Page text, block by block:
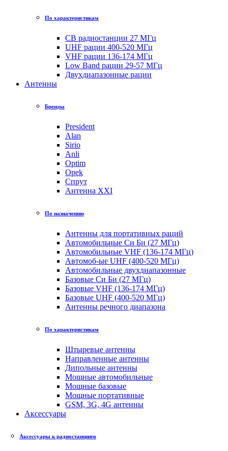
По характеристикам
CB радиостанции 27 МГц
UHF рации 400-520 МГц
VHF рации 136-174 МГц
Low Band рации 29-57 МГц
Двухдиапазонные рации
Антенны
Бренды
President
Alan
Sirio
Anli
Optim
Opek
Спрут
Антенна XXI
По назначению
Антенны для портативных раций
Автомобильные Си Би (27 МГц)
Автомобильные VHF (136-174 МГц)
Автомоб-ые UHF (400-520 МГц)
Автомобильные двухдиапазонные
Базовые Си Би (27 МГц)
Базовые VHF (136-174 МГц)
Базовые UHF (400-520 МГц)
Антенны речного диапазона
По характеристикам
Штыревые антенны
Направленные антенны
Дипольные антенны
Мощные автомобильные
Мощные базовые
Мощные портативные
GSM, 3G, 4G антенны
Аксессуары
Аксессуары к радиостанциям